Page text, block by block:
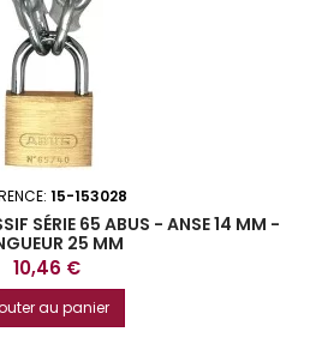
15-153028
SÉRIE 65 ABUS - ANSE 14 MM -
25 MM
Prix
10,46 €
au panier